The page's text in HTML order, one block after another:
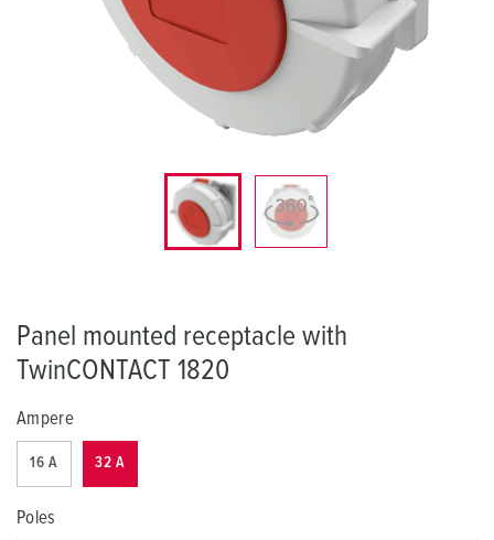
Panel mounted receptacle with
TwinCONTACT 1820
Ampere
16 A 32 A
Poles